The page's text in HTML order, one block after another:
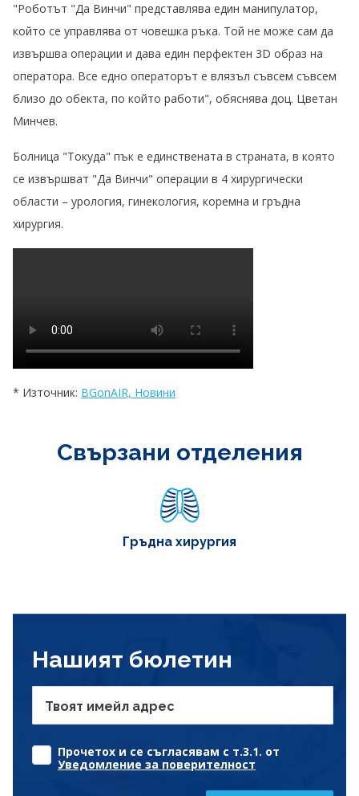
"Роботът "Да Винчи" представлява един манипулатор,
който се управлява от човешка ръка. Той не може сам да
извършва операции и дава един перфектен 3D образ на
оператора. Все едно операторът е влязъл съвсем съвсем
близо до обекта, по който работи", обяснява доц. Цветан
Минчев.
Болница "Токуда" пък е единствената в страната, в която
се извършват "Да Винчи" операции в 4 хирургически
области – урология, гинекология, коремна и гръдна
хирургия.
* Източник: BGonAIR, Новини
Свързани отделения
Гръдна хирургия
Нашият бюлетин
Твоят имейл адрес
Прочетох и се съгласявам с т.3.1. от
Уведомление за поверителност